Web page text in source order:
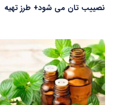
نصییب تان می شود+ طرز تهیه